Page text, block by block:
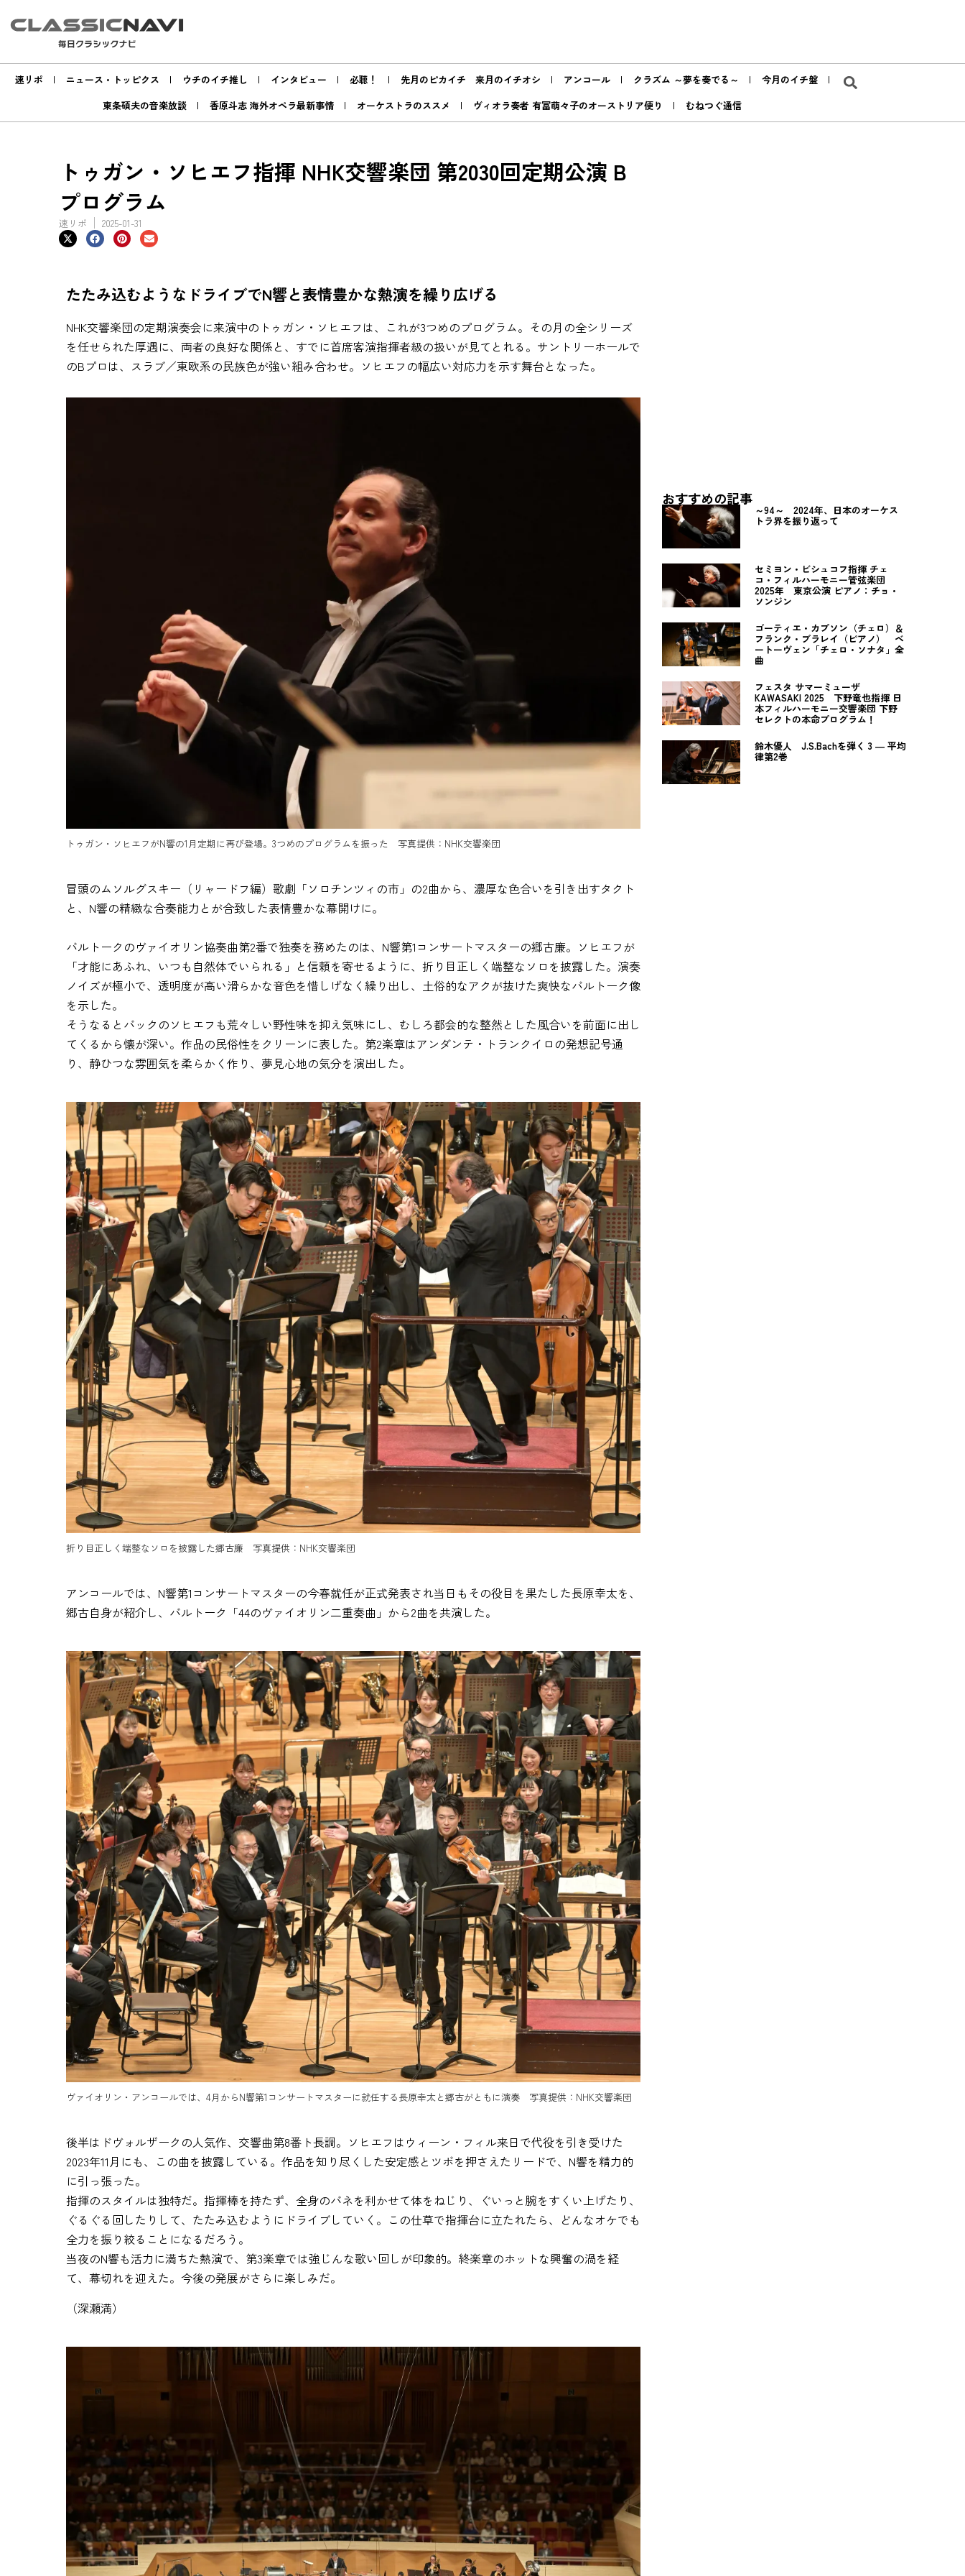
速リポ ニュース・トッピクス ウチのイチ推し インタビュー 必聴！ 先月のピカイチ 来月のイチオシ アンコール クラズム ～夢を奏でる～
今月のイチ盤
東条碩夫の音楽放談
香原斗志 海外オペラ最新事情 オーケストラのススメ ヴィオラ奏者 有冨萌々子のオーストリア便り むねつぐ通信
トゥガン・ソヒエフ指揮 NHK交響楽団 第2030回定期公演 B
プログラム
速リポ 2025-01-31
たたみ込むようなドライブでN響と表情豊かな熱演を繰り広げる
NHK交響楽団の定期演奏会に来演中のトゥガン・ソヒエフは、これが3つめのプログラム。その月の全シリーズ
を任せられた厚遇に、両者の良好な関係と、すでに首席客演指揮者級の扱いが見てとれる。サントリーホールで
のBプロは、スラブ／東欧系の民族色が強い組み合わせ。ソヒエフの幅広い対応力を示す舞台となった。
トゥガン・ソヒエフがN響の1月定期に再び登場。3つめのプログラムを振った 写真提供：NHK交響楽団
冒頭のムソルグスキー（リャードフ編）歌劇「ソロチンツィの市」の2曲から、濃厚な色合いを引き出すタクト
と、N響の精緻な合奏能力とが合致した表情豊かな幕開けに。
バルトークのヴァイオリン協奏曲第2番で独奏を務めたのは、N響第1コンサートマスターの郷古廉。ソヒエフが
「才能にあふれ、いつも自然体でいられる」と信頼を寄せるように、折り目正しく端整なソロを披露した。演奏
ノイズが極小で、透明度が高い滑らかな音色を惜しげなく繰り出し、土俗的なアクが抜けた爽快なバルトーク像
を示した。
そうなるとバックのソヒエフも荒々しい野性味を抑え気味にし、むしろ都会的な整然とした風合いを前面に出し
てくるから懐が深い。作品の民俗性をクリーンに表した。第2楽章はアンダンテ・トランクイロの発想記号通
り、静ひつな雰囲気を柔らかく作り、夢見心地の気分を演出した。
折り目正しく端整なソロを披露した郷古廉 写真提供：NHK交響楽団
アンコールでは、N響第1コンサートマスターの今春就任が正式発表され当日もその役目を果たした長原幸太を、
郷古自身が紹介し、バルトーク「44のヴァイオリン二重奏曲」から2曲を共演した。
ヴァイオリン・アンコールでは、4月からN響第1コンサートマスターに就任する長原幸太と郷古がともに演奏 写真提供：NHK交響楽団
後半はドヴォルザークの人気作、交響曲第8番ト長調。ソヒエフはウィーン・フィル来日で代役を引き受けた
2023年11月にも、この曲を披露している。作品を知り尽くした安定感とツボを押さえたリードで、N響を精力的
に引っ張った。
指揮のスタイルは独特だ。指揮棒を持たず、全身のバネを利かせて体をねじり、ぐいっと腕をすくい上げたり、
ぐるぐる回したりして、たたみ込むようにドライブしていく。この仕草で指揮台に立たれたら、どんなオケでも
全力を振り絞ることになるだろう。
当夜のN響も活力に満ちた熱演で、第3楽章では強じんな歌い回しが印象的。終楽章のホットな興奮の渦を経
て、幕切れを迎えた。今後の発展がさらに楽しみだ。
（深瀬満）
おすすめの記事
～94～ 2024年、日本のオーケス
トラ界を振り返って
セミヨン・ビシュコフ指揮 チェ
コ・フィルハーモニー管弦楽団
2025年 東京公演 ピアノ：チョ・
ソンジン
ゴーティエ・カプソン（チェロ）＆
フランク・ブラレイ（ピアノ） ベ
ートーヴェン「チェロ・ソナタ」全
曲
フェスタ サマーミューザ
KAWASAKI 2025 下野竜也指揮 日
本フィルハーモニー交響楽団 下野
セレクトの本命プログラム！
鈴木優人 J.S.Bachを弾く 3 ― 平均
律第2巻